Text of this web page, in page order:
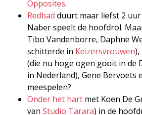
Opposites.
Redbad duurt maar liefst 2 uur
Naber speelt de hoofdrol.
Tibo Vandenborre, Daphne
schitterde in Keizersvrouwen),
(die nu hoge ogen gooit in de
in Nederland), Gene Bervoets
meespelen?
Onder het hart met Koen De
van Studio Tarara) in de